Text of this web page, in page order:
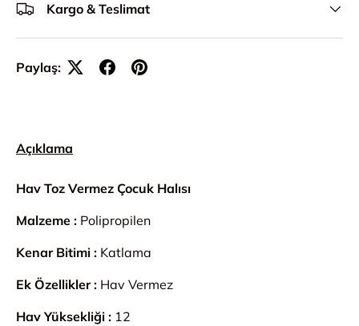
Kargo & Teslimat
Paylaş:
Açıklama
Hav Toz Vermez Çocuk Halısı
Malzeme : Polipropilen
Kenar Bitimi : Katlama
Ek Özellikler : Hav Vermez
Hav Yüksekliği : 12